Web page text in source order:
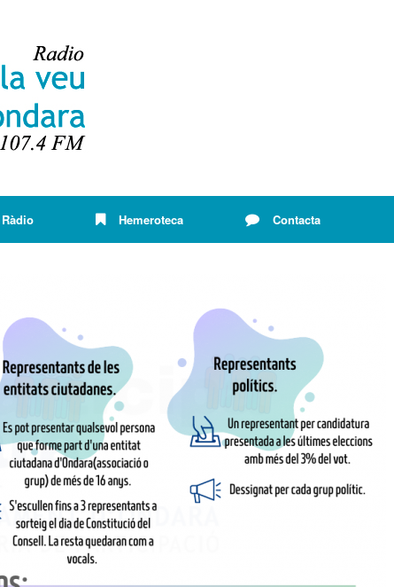
Hemeroteca Contacta